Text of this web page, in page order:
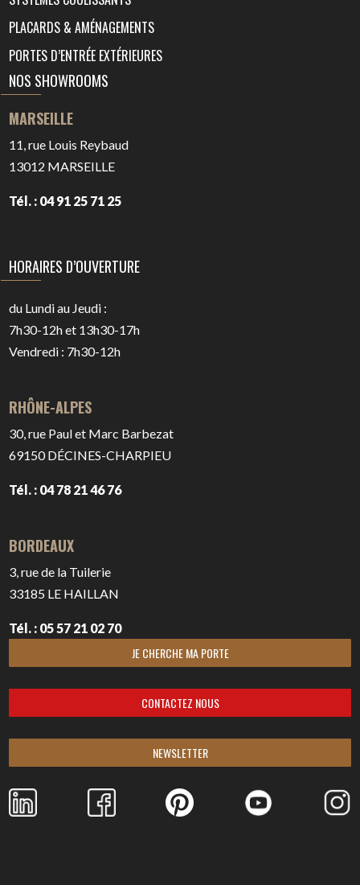
PLACARDS & AMÉNAGEMENTS
PORTES D’ENTRÉE EXTÉRIEURES
NOS SHOWROOMS
MARSEILLE
11, rue Louis Reybaud
13012 MARSEILLE
Tél. : 04 91 25 71 25
HORAIRES D’OUVERTURE
du Lundi au Jeudi :
7h30-12h et 13h30-17h
Vendredi : 7h30-12h
RHÔNE-ALPES
30, rue Paul et Marc Barbezat
69150DÉCINES-CHARPIEU
Tél. : 04 78 21 46 76
BORDEAUX
3, rue de la Tuilerie
33185 LE HAILLAN
Tél. : 05 57 21 02 70
JE CHERCHE MA PORTE
CONTACTEZ NOUS
NEWSLETTER